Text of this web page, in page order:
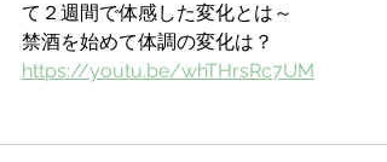
て２週間で体感した変化とは～
禁酒を始めて体調の変化は？
https://youtu.be/whTHrsRc7UM